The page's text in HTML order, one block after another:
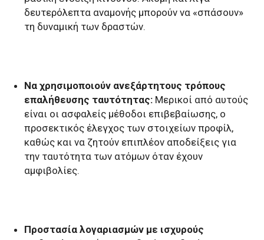
δευτερόλεπτα αναμονής μπορούν να «σπάσουν»
τη δυναμική των δραστών.
Να χρησιμοποιούν ανεξάρτητους τρόπους
επαλήθευσης ταυτότητας: Μερικοί από αυτούς
είναι οι ασφαλείς μέθοδοι επιβεβαίωσης, ο
προσεκτικός έλεγχος των στοιχείων προφίλ,
καθώς και να ζητούν επιπλέον αποδείξεις για
την ταυτότητα των ατόμων όταν έχουν
αμφιβολίες.
Προστασία λογαριασμών με ισχυρούς